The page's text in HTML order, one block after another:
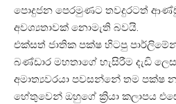
පොදුජන පෙරමුණට තවදුරටත්
අවශ්‍යතාවක් නොමැති බවයි.
එක්සත් ජාතික පක්ෂ හිටපු
බණ්ඩාර මහතාගේ හැසිරීම දැඩි
අමාත්‍යවරයා පවසන්නේ තම පක්ෂ
හේතුවෙන් ඔහුගේ ක්‍රියා කලාපය